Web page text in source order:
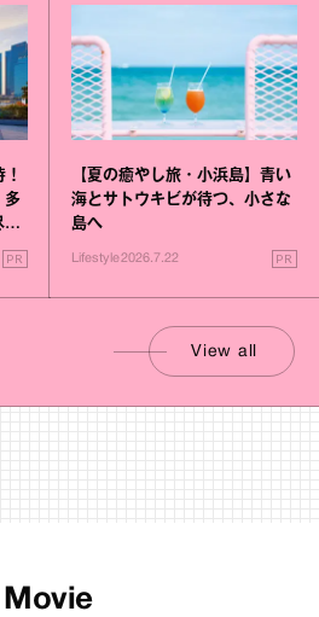
多
く
PR
【夏の癒やし旅・小浜島】青い
海とサトウキビが待つ、小さな
島へ
Lifestyle2026.7.22 PR
View all
Movie